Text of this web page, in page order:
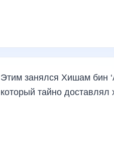
Этим занялся Хишам бин
который тайно